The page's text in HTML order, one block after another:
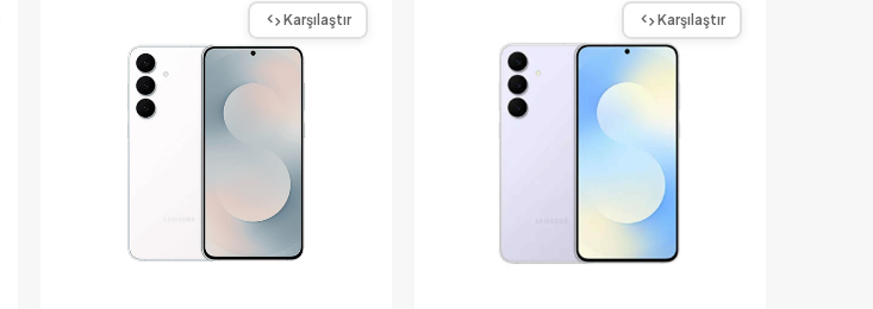
Karşılaştır Karşılaştır